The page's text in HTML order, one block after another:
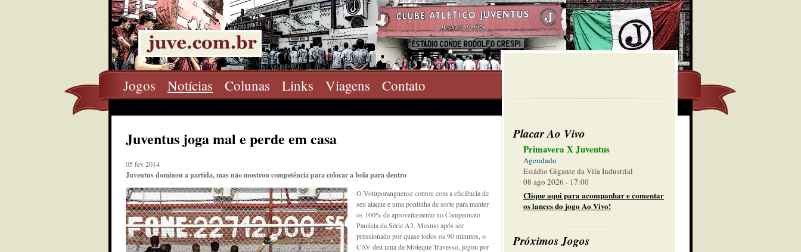
Jogos Notícias Colunas Links Viagens Contato
Placar Ao Vivo
Primavera X Juventus
Agendado
Estádio Gigante da Vila Industrial
08 ago 2026 - 17:00
Clique aqui para acompanhar e comentar
os lances do jogo Ao Vivo!
Próximos Jogos
Juventus joga mal e perde em casa
05 fev 2014
Juventus dominou a partida, mas não mostrou competência para colocar a bola para dentro
O Votuporanguense contou com a eficiência de
seu ataque e uma pontinha de sorte para manter
os 100% de aproveitamento no Campeonato
Paulista da Série A3. Mesmo após ser
pressionado por quase todos os 90 minutos, o
CAV deu uma de Moleque Travesso, jogou por